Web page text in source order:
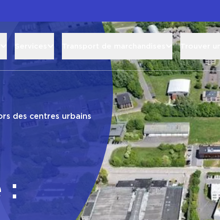
des centres urbains
: